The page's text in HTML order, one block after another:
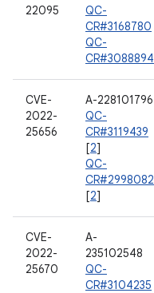
22095
QC-
CR#3168780
QC-
CR#3088894
CVE-
2022-
25656
A-228101796
QC-
CR#3119439
[2]
QC-
CR#2998082
[2]
CVE-
2022-
25670
A-
235102548
QC-
CR#3104235